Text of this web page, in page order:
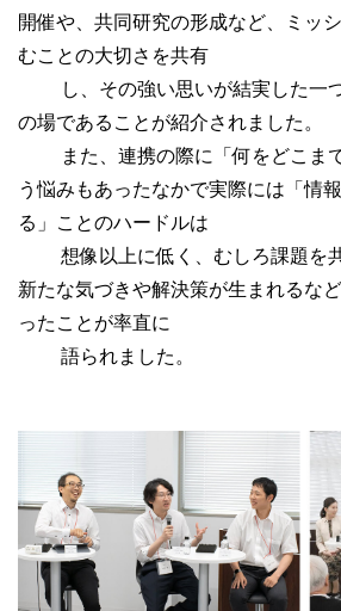
開催や、共同研究の形成など、ミッ
むことの大切さを共有
し、その強い思いが結実した一つ
の場であることが紹介されました。
また、連携の際に「何をどこま
う悩みもあったなかで実際には「情
る」ことのハードルは
想像以上に低く、むしろ課題を共
新たな気づきや解決策が生まれるな
ったことが率直に
語られました。